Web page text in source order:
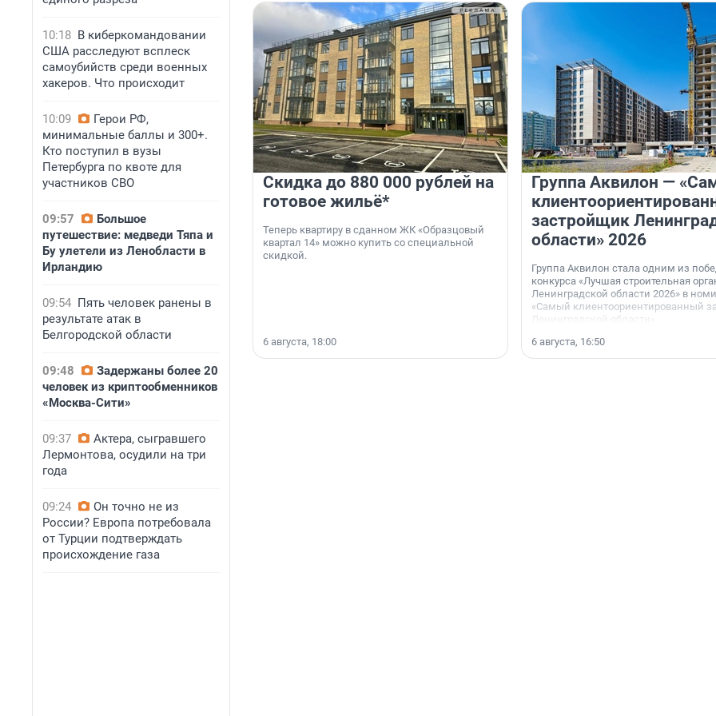
10:18 В киберкомандовании
США расследуют всплеск
самоубийств среди военных
хакеров. Что происходит
10:09
Герои РФ,
минимальные баллы и 300+.
Кто поступил в вузы
Петербурга по квоте для
участников СВО
09:57
Большое
путешествие: медведи Тяпа и
Бу улетели из Ленобласти в
Ирландию
09:54 Пять человек ранены в
результате атак в
Белгородской области
09:48
Задержаны более 20
человек из криптообменников
«Москва-Сити»
09:37
Актера, сыгравшего
Лермонтова, осудили на три
года
09:24
Он точно не из
России? Европа потребовала
от Турции подтверждать
происхождение газа
Скидка до 880 000 рублей на
готовое жильё*
Теперь квартиру в сданном ЖК «Образцовый
квартал 14» можно купить со специальной
скидкой.
6 августа, 18:00
Группа Аквилон —
застройщик
области» 2026
Группа Аквилон стала одним из
конкурса «Лучшая строительная
Ленинградской области 2026» в
«Самый клиентоориентированный
Ленинградской области».
6 августа, 16:50